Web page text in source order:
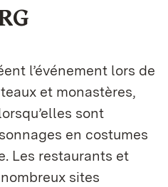
l’événement lors de
et monastères,
sont
en costumes
Les restaurants et
sites